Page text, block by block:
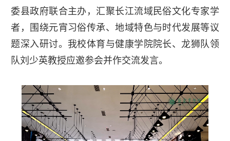
委县政府联合主办，汇聚长江流域民俗文化专家学
者，围绕元宵习俗传承、地域特色与时代发展等议
题深入研讨。我校体育与健康学院院长、龙狮队领
队刘少英教授应邀参会并作交流发言。